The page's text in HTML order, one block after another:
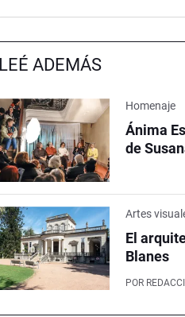
LEÉ ADEMÁS
Homenaje
Ánima
de
Artes
El
Blanes
POR